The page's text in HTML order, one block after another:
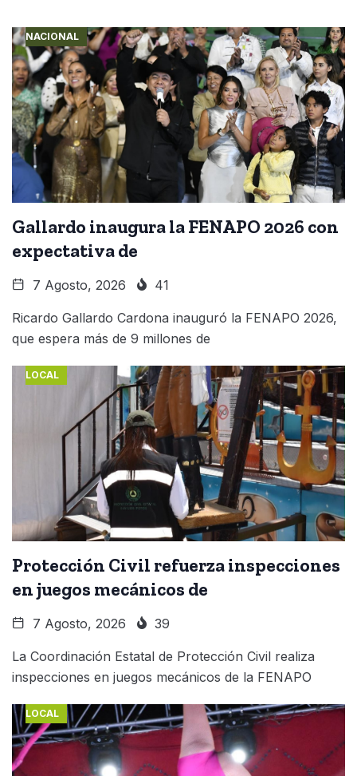
NACIONAL
Gallardo inaugura la FENAPO 2026 con
expectativa de
7 Agosto, 2026 41
Ricardo Gallardo Cardona inauguró la FENAPO 2026,
que espera más de 9 millones de
LOCAL
Protección Civil refuerza inspecciones
en juegos mecánicos de
7 Agosto, 2026 39
La Coordinación Estatal de Protección Civil realiza
inspecciones en juegos mecánicos de la FENAPO
LOCAL